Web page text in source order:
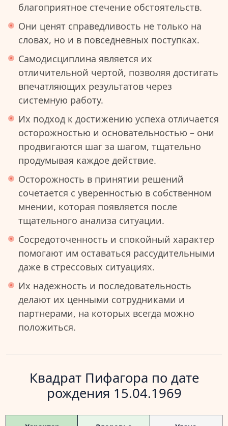
благоприятное стечение обстоятельств.
Они ценят справедливость не только на
словах, но и в повседневных поступках.
Самодисциплина является их
отличительной чертой, позволяя достигать
впечатляющих результатов через
системную работу.
Их подход к достижению успеха отличается
осторожностью и основательностью – они
продвигаются шаг за шагом, тщательно
продумывая каждое действие.
Осторожность в принятии решений
сочетается с уверенностью в собственном
мнении, которая появляется после
тщательного анализа ситуации.
Сосредоточенность и спокойный характер
помогают им оставаться рассудительными
даже в стрессовых ситуациях.
Их надежность и последовательность
делают их ценными сотрудниками и
партнерами, на которых всегда можно
положиться.
Квадрат Пифагора по дате
рождения 15.04.1969